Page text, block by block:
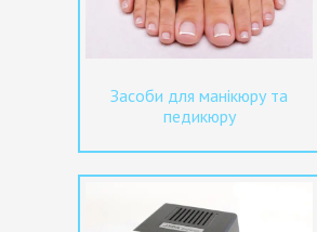
Засоби для манікюру та
педикюру